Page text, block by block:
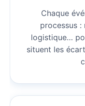
Chaque
processus :
logistique…
situent les